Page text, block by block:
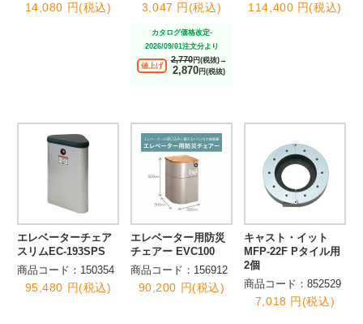
14,080 円(税込) 3,047 円(税込)
カタログ価格改定-
2026/09/01注文分より
値上げ
2,770円(税抜)→
2,870円(税抜)
114,400 円(税込)
エレベーターチェア
スリムEC-193SPS
商品コード：150354
95,480 円(税込)
エレベーター用防災
チェアー EVC100
商品コード：156912
90,200 円(税込)
キャスト・イット
MFP-22F Pタイル用
2個
商品コード：852529
7,018 円(税込)